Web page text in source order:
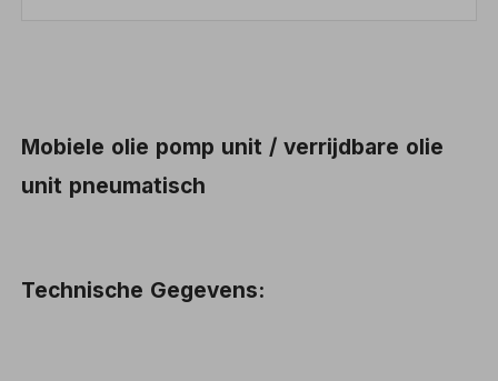
Mobiele olie pomp unit / verrijdbare olie
unit pneumatisch
Technische Gegevens: